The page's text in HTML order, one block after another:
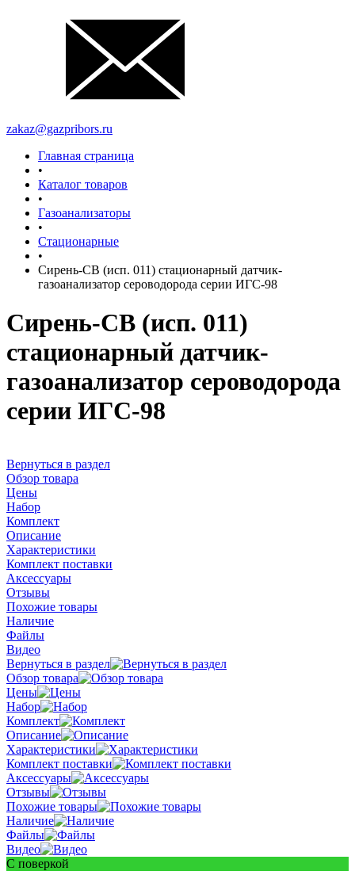
zakaz@gazpribors.ru
Главная страница
•
Каталог товаров
•
Газоанализаторы
•
Стационарные
•
Сирень-СВ (исп. 011) стационарный датчик-
газоанализатор сероводорода серии ИГС-98
Сирень-СВ (исп. 011)
стационарный датчик-
газоанализатор сероводорода
серии ИГС-98
Вернуться в раздел
Обзор товара
Цены
Набор
Комплект
Описание
Характеристики
Комплект поставки
Аксессуары
Отзывы
Похожие товары
Наличие
Файлы
Видео
Вернуться в раздел
Обзор товара
Цены
Набор
Комплект
Описание
Характеристики
Комплект поставки
Аксессуары
Отзывы
Похожие товары
Наличие
Файлы
Видео
С поверкой